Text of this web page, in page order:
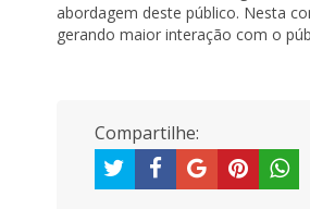
abordagem deste público. Nesta
gerando maior interação com o
Compartilhe: